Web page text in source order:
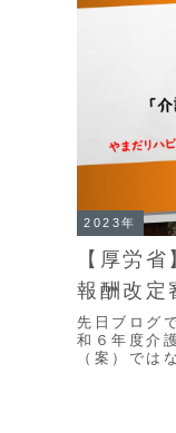
2023年
【厚労
報酬改定
先日ブログ
和６年度介
（案）では